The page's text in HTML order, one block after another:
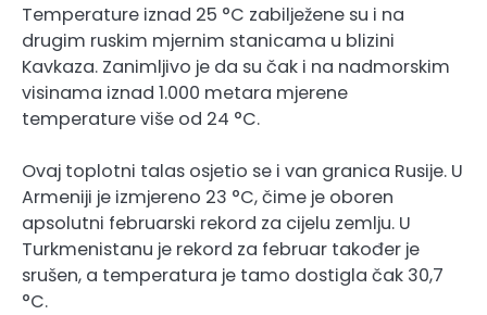
Temperature iznad 25 °C zabilježene su i na
drugim ruskim mjernim stanicama u blizini
Kavkaza. Zanimljivo je da su čak i na nadmorskim
visinama iznad 1.000 metara mjerene
temperature više od 24 °C.
Ovaj toplotni talas osjetio se i van granica Rusije. U
Armeniji je izmjereno 23 °C, čime je oboren
apsolutni februarski rekord za cijelu zemlju. U
Turkmenistanu je rekord za februar također je
srušen, a temperatura je tamo dostigla čak 30,7
°C.